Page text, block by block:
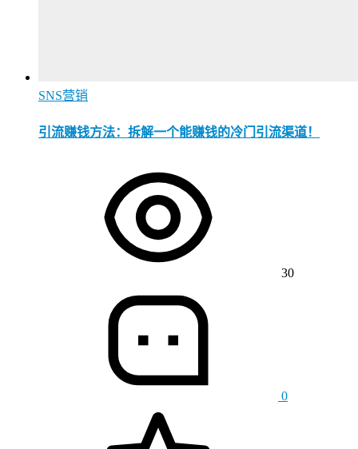
SNS营销
引流赚钱方法：拆解一个能赚钱的冷门引流渠道！
30
0